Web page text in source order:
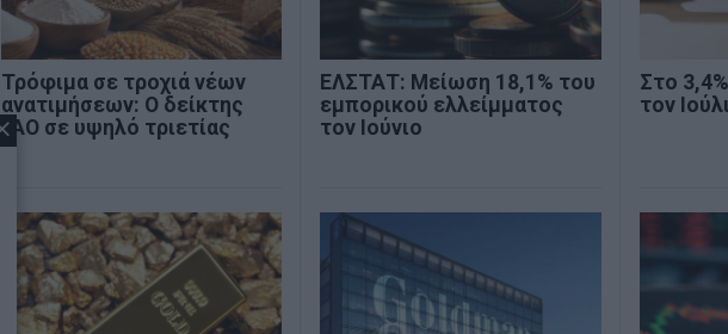
Τρόφιμα σε τροχιά νέων
ανατιμήσεων: Ο δείκτης
FAO σε υψηλό τριετίας
ΕΛΣΤΑΤ: Μείωση 18,1% του
εμπορικού ελλείμματος
τον Ιούνιο
Στο
τον